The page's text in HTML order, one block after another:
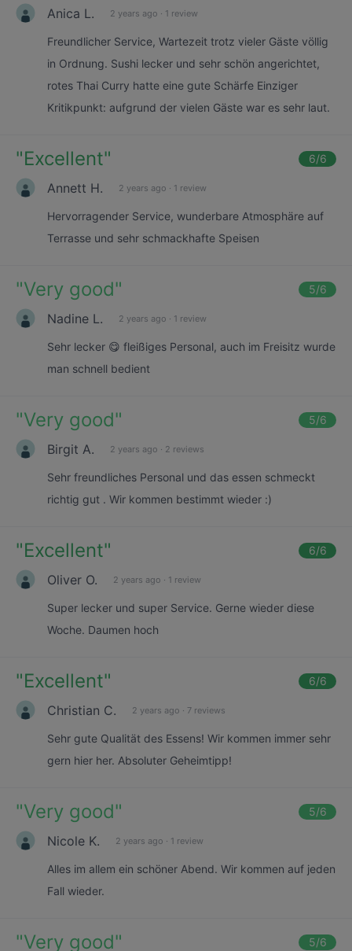
Anica L. 2 years ago · 1 review
Freundlicher Service, Wartezeit trotz vieler Gäste völlig
in Ordnung. Sushi lecker und sehr schön angerichtet,
rotes Thai Curry hatte eine gute Schärfe Einziger
Kritikpunkt: aufgrund der vielen Gäste war es sehr laut.
"Excellent" 6/6
Annett H. 2 years ago · 1 review
Hervorragender Service, wunderbare Atmosphäre auf
Terrasse und sehr schmackhafte Speisen
"Very good" 5/6
Nadine L. 2 years ago · 1 review
Sehr lecker 😋 fleißiges Personal, auch im Freisitz wurde
man schnell bedient
"Very good" 5/6
Birgit A. 2 years ago · 2 reviews
Sehr freundliches Personal und das essen schmeckt
richtig gut . Wir kommen bestimmt wieder :)
"Excellent" 6/6
Oliver O. 2 years ago · 1 review
Super lecker und super Service. Gerne wieder diese
Woche. Daumen hoch
"Excellent" 6/6
Christian C. 2 years ago · 7 reviews
Sehr gute Qualität des Essens! Wir kommen immer sehr
gern hier her. Absoluter Geheimtipp!
"Very good" 5/6
Nicole K. 2 years ago · 1 review
Alles im allem ein schöner Abend. Wir kommen auf jeden
Fall wieder.
"Very good" 5/6